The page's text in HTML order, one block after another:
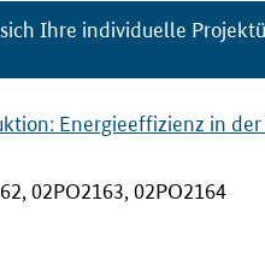
Ihre individuelle
Energieeffizienz in
02PO2163, 02PO2164